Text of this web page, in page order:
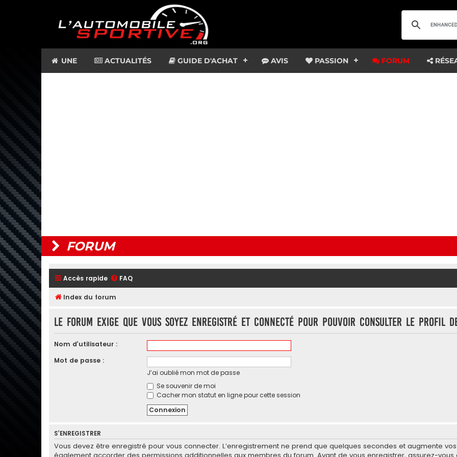
UNE ACTUALITÉS GUIDE D'ACHAT AVIS PASSION FORUM
FORUM
Accès rapide FAQ
Index du forum
Le forum exige que vous soyez enregistré et connecté pour pouvoir consulter le profil
Nom d’utilisateur :
Mot de passe :
J’ai oublié mon mot de passe
Se souvenir de moi
Cacher mon statut en ligne pour cette session
S’ENREGISTRER
Vous devez être enregistré pour vous connecter. L’enregistrement ne prend que quelques secondes et augmente